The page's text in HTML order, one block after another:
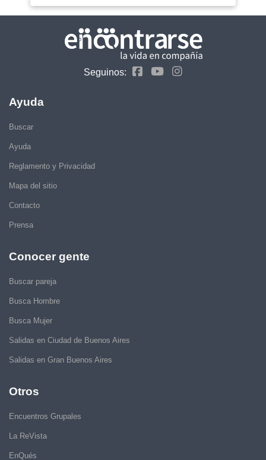
Seguinos:
Ayuda
Buscar
Ayuda
Reglamento y Privacidad
Mapa del sitio
Contacto
Prensa
Conocer gente
Buscar pareja
Busca Hombre
Busca Mujer
Salidas en Ciudad de Buenos Aires
Salidas en Gran Buenos Aires
Otros
Encuentros Grupales
La ReVista
EnQués